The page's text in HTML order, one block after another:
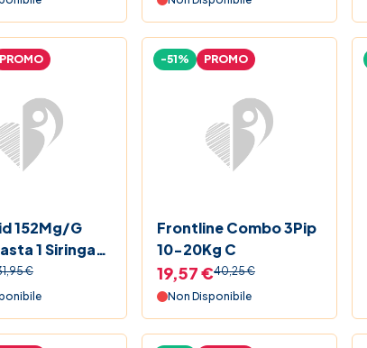
152Mg/G
1 Siringa
PROMO
€
Frontline Combo 3Pip
10-20Kg C
-51% PROMO
19,57 €40,25 €
Non Disponibile